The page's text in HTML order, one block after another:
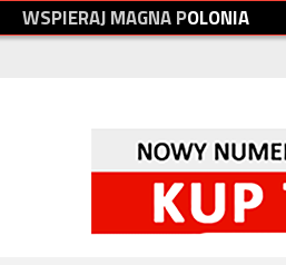
WSPIERAJMAGNAPOLONIA